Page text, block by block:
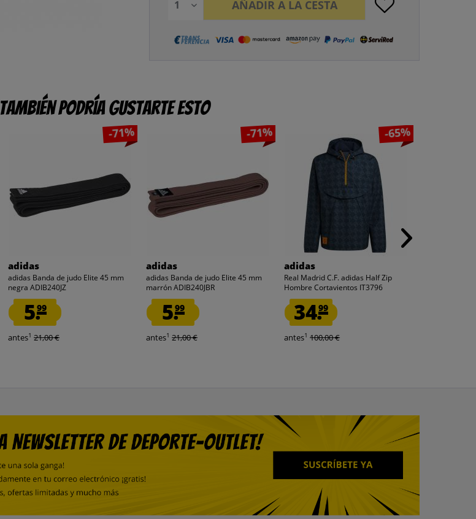
AÑADIR A LA CESTA
También podría gustarte esto
-71%
adidas
adidas Banda de judo Elite 45 mm
negra ADIB240JZ
5.99
antes1 21,00 €
-71%
adidas
adidas Banda de judo Elite 45 mm
marrón ADIB240JBR
5.99
antes1 21,00 €
-65%
adidas
Real Madrid C.F. adidas Half Zip
Hombre Cortavientos IT3796
34.99
antes1 100,00 €